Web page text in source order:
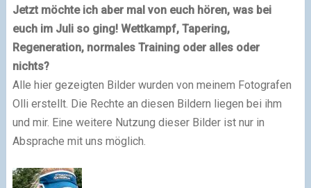
Jetzt möchte ich aber mal von euch hören, was bei
euch im Juli so ging! Wettkampf, Tapering,
Regeneration, normales Training oder alles oder
nichts?
Alle hier gezeigten Bilder wurden von meinem Fotografen
Olli erstellt. Die Rechte an diesen Bildern liegen bei ihm
und mir. Eine weitere Nutzung dieser Bilder ist nur in
Absprache mit uns möglich.